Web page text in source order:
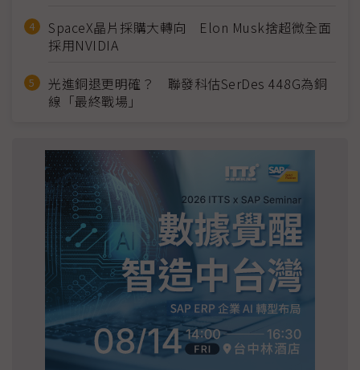
SpaceX晶片採購大轉向 Elon Musk捨超微全面
採用NVIDIA
光進銅退更明確？ 聯發科估SerDes 448G為銅
線「最終戰場」